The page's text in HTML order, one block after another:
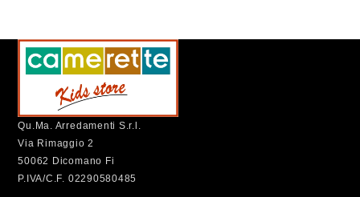
Qu.Ma. Arredamenti S.r.l.
Via Rimaggio 2
50062 Dicomano Fi
P.IVA/C.F. 02290580485